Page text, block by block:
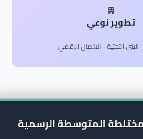
تطوير نوعي
البنى التحتية - الاتصال الرقمي
المتوسطة الرسمية